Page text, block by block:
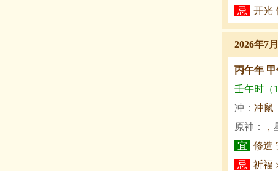
忌
开光
2026年7
丙午年
壬午时（
冲： 冲鼠
原神：
，
宜
修造
忌
祈福